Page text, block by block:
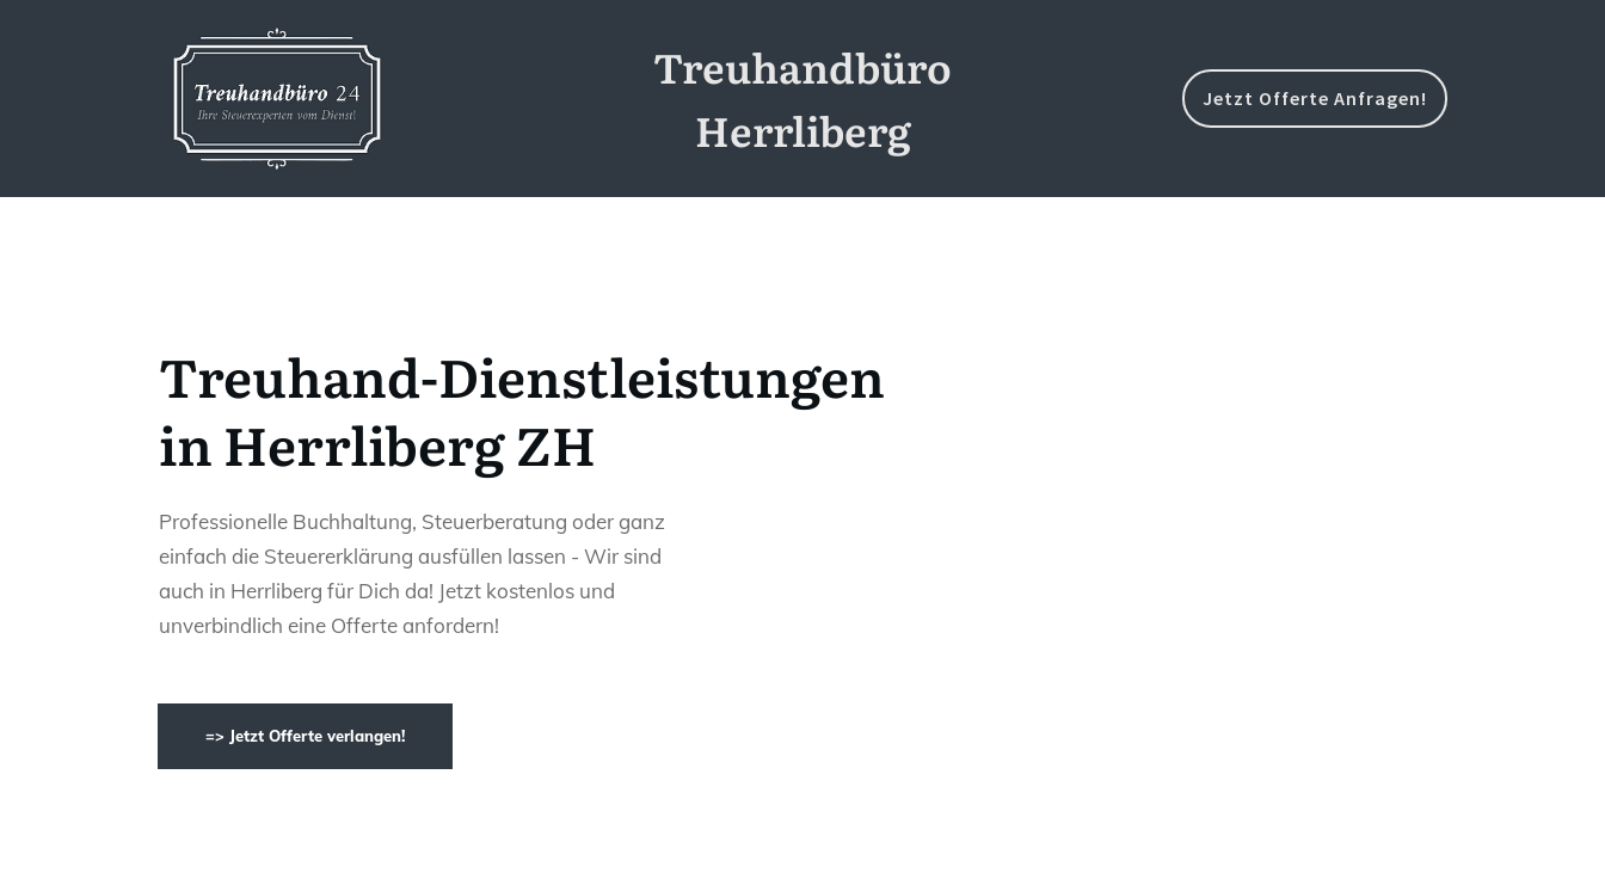
Treuhandbüro
Herrliberg
Jetzt Offerte Anfragen!
Treuhand-Dienstleistungen
in Herrliberg ZH
Professionelle Buchhaltung, Steuerberatung oder ganz
einfach die Steuererklärung ausfüllen lassen - Wir sind
auch in Herrliberg für Dich da! Jetzt kostenlos und
unverbindlich eine Offerte anfordern!
=> Jetzt Offerte verlangen!